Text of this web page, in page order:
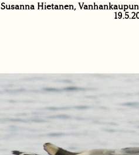
Susanna Hietanen,